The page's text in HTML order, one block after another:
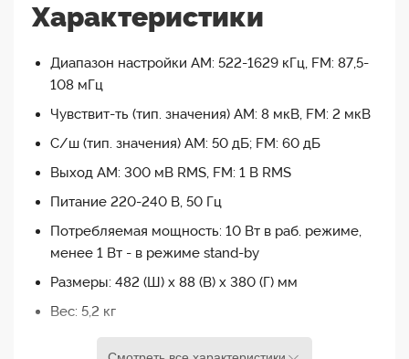
Характеристики
Диапазон настройки AM: 522-1629 кГц, FM: 87,5-
108 мГц
Чувствит-ть (тип. значения) AM: 8 мкВ, FM: 2 мкВ
С/ш (тип. значения) AM: 50 дБ; FM: 60 дБ
Выход AM: 300 мВ RMS, FM: 1 В RMS
Питание 220-240 В, 50 Гц
Потребляемая мощность: 10 Вт в раб. режиме,
менее 1 Вт - в режиме stand-by
Размеры: 482 (Ш) х 88 (В) х 380 (Г) мм
Вес: 5,2 кг